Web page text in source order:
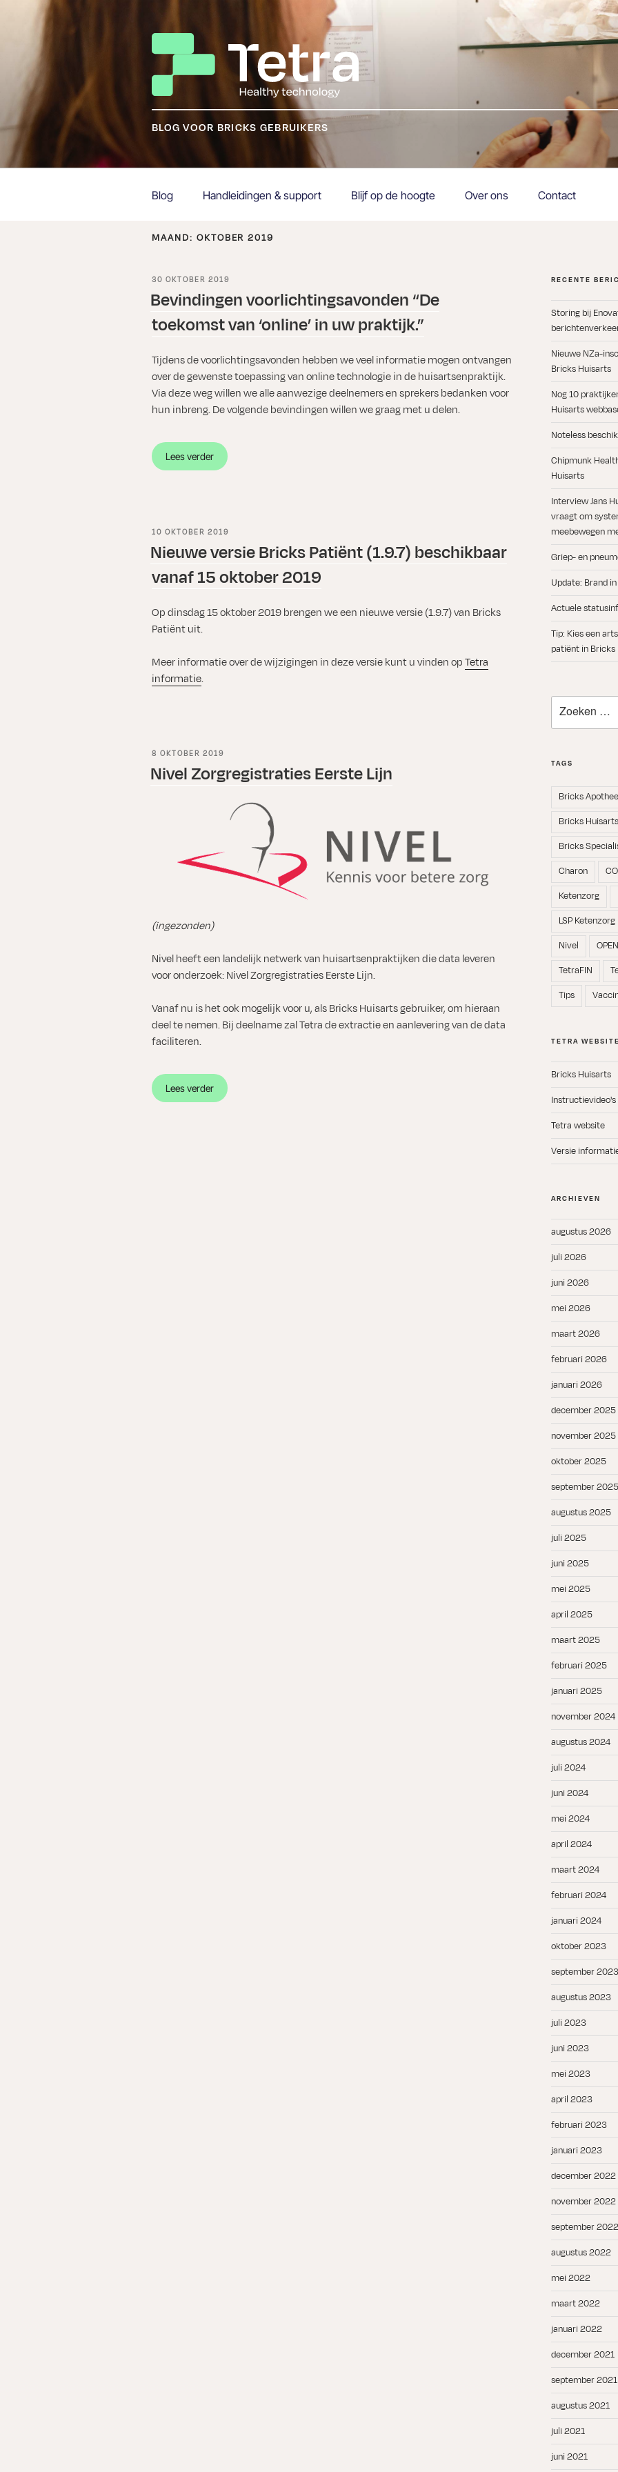
BLOG VOOR BRICKS GEBRUIKERS
Blog Handleidingen & support Blijf op de hoogte Over ons Contact
MAAND: OKTOBER 2019
GEPLAATST
30 OKTOBER 2019
Bevindingen voorlichtingsavonden “De
toekomst van ‘online’ in uw praktijk.”
Tijdens de voorlichtingsavonden hebben we veel informatie mogen ontvangen
over de gewenste toepassing van online technologie in de huisartsenpraktijk.
Via deze weg willen we alle aanwezige deelnemers en sprekers bedanken voor
hun inbreng. De volgende bevindingen willen we graag met u delen.
Lees verder“Bevindingen
voorlichtingsavonden
‘online’
uw
praktijk.””
GEPLAATST
10 OKTOBER 2019
Nieuwe versie Bricks Patiënt (1.9.7) beschikbaar
vanaf 15 oktober 2019
Op dinsdag 15 oktober 2019 brengen we een nieuwe versie (1.9.7) van Bricks
Patiënt uit.
Meer informatie over de wijzigingen in deze versie kunt u vinden opTetra
informatie.
GEPLAATST
8 OKTOBER 2019
Nivel Zorgregistraties Eerste Lijn
(ingezonden)
Nivel heeft een landelijk netwerk van huisartsenpraktijken die data leveren
voor onderzoek: Nivel Zorgregistraties Eerste Lijn.
Vanaf nu is het ook mogelijk voor u, als Bricks Huisarts gebruiker, om hieraan
deel te nemen. Bij deelname zal Tetra de extractie en aanlevering van de data
faciliteren.
Lees verder“Nivel
Zorgregistraties
RECENTE
Storing bij
Nieuwe NZa-
Bricks Huisarts
Nog 10
Huisarts
Noteless
Chipmunk
Huisarts
Interview Jans
vraagt om
meebewegen
Griep- en
Update: Brand
Actuele
Tip: Kies een
patiënt in Bricks
naar:
TAGS
Bricks
Bricks
Bricks
Charon
Ketenzorg
LSP Ketenzorg
Nivel
OPEN
TetraFIN
Tips
TETRA
Bricks Huisarts
Instructievideo's
Tetra website
Versie
ARCHIEVEN
augustus 2026
juli 2026
juni 2026
mei 2026
maart 2026
februari 2026
januari 2026
december 2025
november 2025
oktober 2025
september 2025
augustus 2025
juli 2025
juni 2025
mei 2025
april 2025
maart 2025
februari 2025
januari 2025
november 2024
augustus 2024
juli 2024
juni 2024
mei 2024
april 2024
maart 2024
februari 2024
januari 2024
oktober 2023
september 2023
augustus 2023
juli 2023
juni 2023
mei 2023
april 2023
februari 2023
januari 2023
december 2022
november 2022
september 2022
augustus 2022
mei 2022
maart 2022
januari 2022
december 2021
september 2021
augustus 2021
juli 2021
juni 2021